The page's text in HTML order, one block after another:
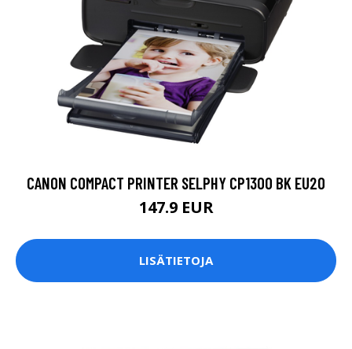
CANON COMPACT PRINTER SELPHY CP1300 BK EU20
147.9 EUR
LISÄTIETOJA